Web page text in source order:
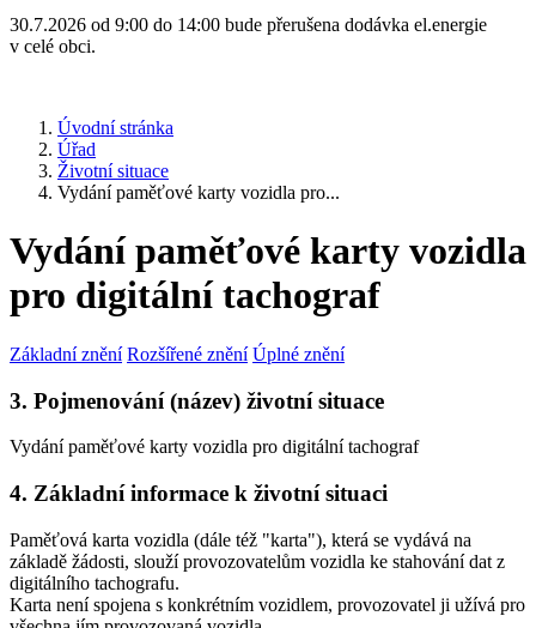
30.7.2026 od 9:00 do 14:00 bude přerušena dodávka el.energie
v celé obci.
Úvodní stránka
Úřad
Životní situace
Vydání paměťové karty vozidla pro...
Vydání paměťové karty vozidla
pro digitální tachograf
Základní znění Rozšířené znění Úplné znění
3. Pojmenování (název) životní situace
Vydání paměťové karty vozidla pro digitální tachograf
4. Základní informace k životní situaci
Paměťová karta vozidla (dále též "karta"), která se vydává na
základě žádosti, slouží provozovatelům vozidla ke stahování dat z
digitálního tachografu.
Karta není spojena s konkrétním vozidlem, provozovatel ji užívá pro